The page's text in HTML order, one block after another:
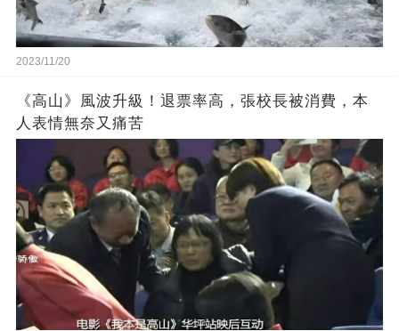
2023/11/20
《高山》風波升級！退票率高，張校長被消費，本
人表情無奈又痛苦